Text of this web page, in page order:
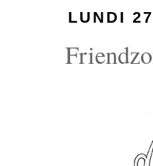
LUNDI